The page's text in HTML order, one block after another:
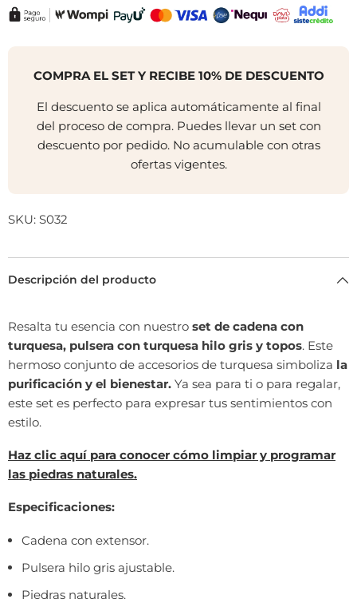
COMPRA EL SET Y RECIBE 10% DE DESCUENTO
El descuento se aplica automáticamente al final
del proceso de compra. Puedes llevar un set con
descuento por pedido. No acumulable con otras
ofertas vigentes.
SKU: S032
Descripción del producto
Resalta tu esencia con nuestro set de cadena con
turquesa, pulsera con turquesa hilo gris y topos. Este
hermoso conjunto de accesorios de turquesa simboliza la
purificación y el bienestar. Ya sea para ti o para regalar,
este set es perfecto para expresar tus sentimientos con
estilo.
Haz clic aquí para conocer cómo limpiar y programar
las piedras naturales.
Especificaciones:
Cadena con extensor.
Pulsera hilo gris ajustable.
Piedras naturales.